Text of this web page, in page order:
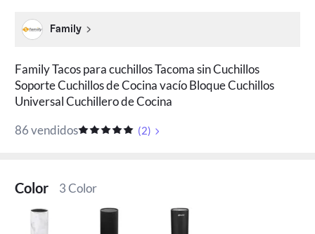
Family
Family Tacos para cuchillos Tacoma sin Cuchillos
Soporte Cuchillos de Cocina vacío Bloque Cuchillos
Universal Cuchillero de Cocina
86 vendidos
(2)
Color 3 Color